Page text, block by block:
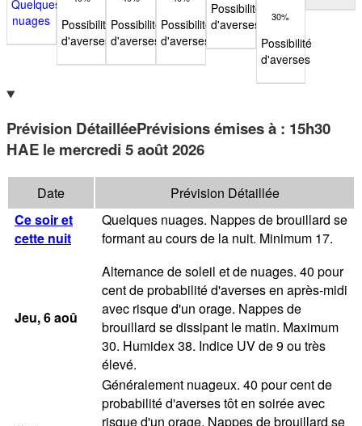
Quelques
nuages
Possibilité
d'averses
Possibilité
d'averses
Possibilité
d'averses
Possibilité
d'averses
30%
Possibilité
d'averses
Prévision DétailléePrévisions émises à : 15h30
HAE le mercredi 5 août 2026
Date
Prévision Détaillée
Ce soir et
cette nuit
Quelques nuages. Nappes de brouillard se
formant au cours de la nuit. Minimum 17.
Jeu, 6aoû
Alternance de soleil et de nuages. 40 pour
cent de probabilité d'averses en après-midi
avec risque d'un orage. Nappes de
brouillard se dissipant le matin. Maximum
30. Humidex 38. Indice UV de 9 ou très
élevé.
Généralement nuageux. 40 pour cent de
probabilité d'averses tôt en soirée avec
risque d'un orage. Nappes de brouillard se